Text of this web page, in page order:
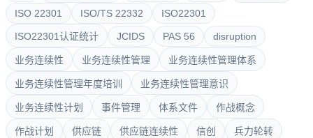
ISO 22301
ISO/TS 22332 ISO22301
ISO22301认证统计 JCIDS PAS 56 disruption
业务连续性 业务连续性管理 业务连续性管理体系
业务连续性管理年度培训 业务连续性管理意识
业务连续性计划 事件管理 体系文件 作战概念
作战计划 供应链 供应链连续性 信创 兵力轮转